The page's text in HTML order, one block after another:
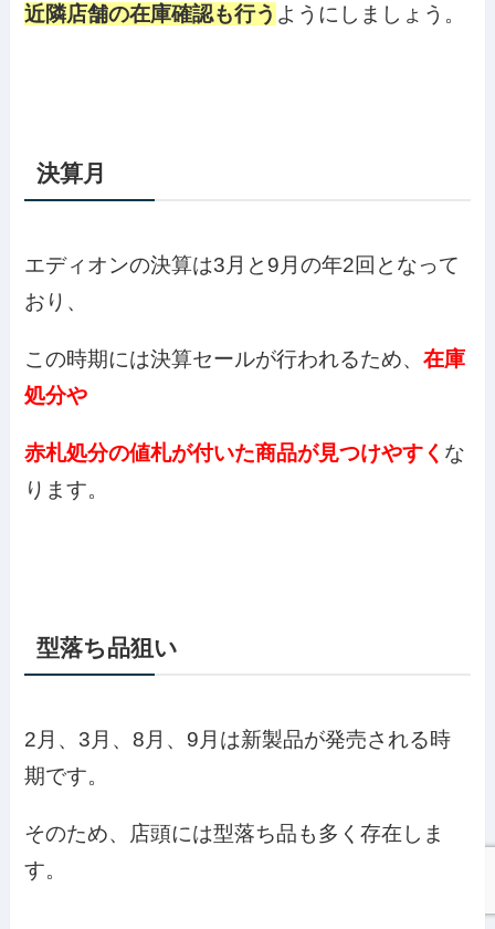
近隣店舗の在庫確認も行う ようにしましょう。
決算月
エディオンの決算は3月と9月の年2回となって
おり、
この時期には決算セールが行われるため、在庫
処分や
赤札処分の値札が付いた商品が見つけやすく な
ります。
型落ち品狙い
2月、3月、8月、9月は新製品が発売される時
期です。
そのため、店頭には型落ち品も多く存在しま
す。